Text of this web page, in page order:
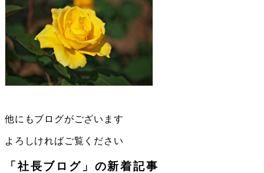
他にもブログがございます
よろしければご覧ください
「社長ブログ」の新着記事